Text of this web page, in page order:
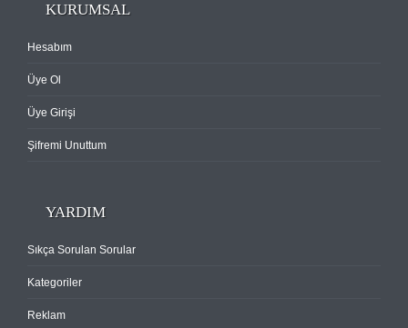
KURUMSAL
Hesabım
Üye Ol
Üye Girişi
Şifremi Unuttum
YARDIM
Sıkça Sorulan Sorular
Kategoriler
Reklam